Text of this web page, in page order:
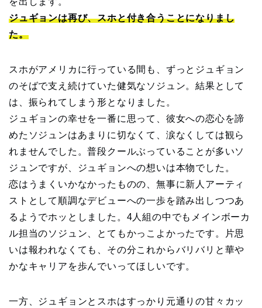
ジュギョンは再び、スホと付き合うことになりまし
た。
スホがアメリカに行っている間も、ずっとジュギョン
のそばで支え続けていた健気なソジュン。結果として
は、振られてしまう形となりました。
ジュギョンの幸せを一番に思って、彼女への恋心を諦
めたソジュンはあまりに切なくて、涙なくしては観ら
れませんでした。普段クールぶっていることが多いソ
ジュンですが、ジュギョンへの想いは本物でした。
恋はうまくいかなかったものの、無事に新人アーティ
ストとして順調なデビューへの一歩を踏み出しつつあ
るようでホッとしました。4人組の中でもメインボーカ
ル担当のソジュン、とてもかっこよかったです。片思
いは報われなくても、その分これからバリバリと華や
かなキャリアを歩んでいってほしいです。
一方、ジュギョンとスホはすっかり元通りの甘々カッ